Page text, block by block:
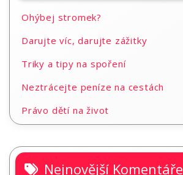
Ohýbej stromek?
Darujte víc, darujte zážitky
Triky a tipy na spoření
Neztrácejte peníze na cestách
Právo dětí na život
Nejnovější Komentáře